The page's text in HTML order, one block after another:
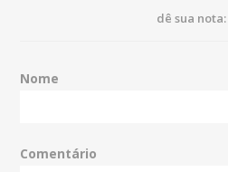
dê sua nota:
Nome
Comentário